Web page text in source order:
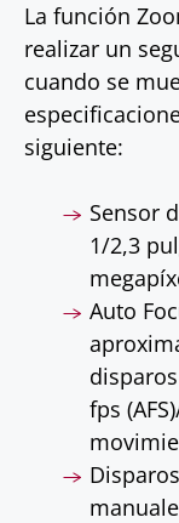
La función
realizar un
cuando se
siguiente:
Sensor
1/2,3
Auto
fps